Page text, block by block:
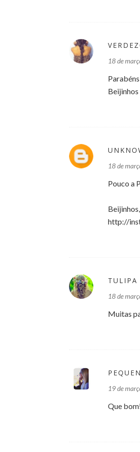
18 de
Beijinhos
18 de
Pouco a
http://
TULIPA
18 de
Muitas
19 de
Que